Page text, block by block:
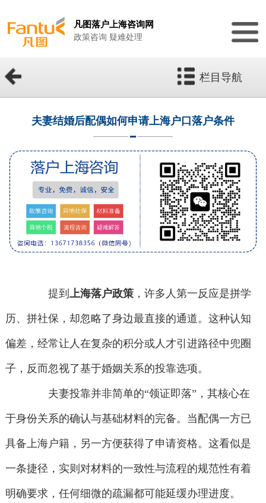
凡图落户上海咨询网
政策咨询 疑难处理
栏目导航
夫妻结婚后配偶如何申请上海户口落户条件
提到上海落户政策 ，许多人第一反应是拼学
历、拼社保，却忽略了身边最直接的通道。这种认知
偏差，经常让人在复杂的积分或人才引进路径中兜圈
子，反而忽视了基于婚姻关系的投靠选项。
夫妻投靠并非简单的“领证即落”，其核心在
于身份关系的确认与基础材料的完备。当配偶一方已
具备上海户籍，另一方便获得了申请资格。这看似是
一条捷径，实则对材料的一致性与流程的规范性有着
明确要求，任何细微的疏漏都可能延缓办理进度。